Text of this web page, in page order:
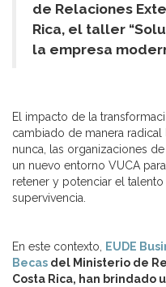
de Relaciones
Rica, el taller
la empresa
El impacto de la
cambiado de manera
nunca, las organizaciones
un nuevo entorno VUCA
retener y potenciar el
supervivencia.
En este contexto, EUDE
Becas del Ministerio de
Costa Rica, han brindado